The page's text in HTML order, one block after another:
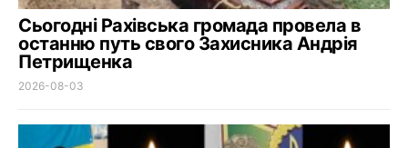
Сьогодні Рахівська громада провела в
останню путь свого Захисника Андрія
Петрищенка
2026-08-03